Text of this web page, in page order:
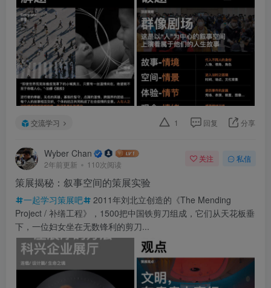
交流学习 1 回复 分享
Wyber Chan
2年前更新 110次阅读
关注 私信
策展揭秘：叙事空间的策展实验
一起学习策展吧
2011年刘北立创造的《The Mending
Project / 补缮工程》，1500把中国铁剪刀组成，它们从天花板垂
下，一位妇女坐在无数锋利的剪刀...